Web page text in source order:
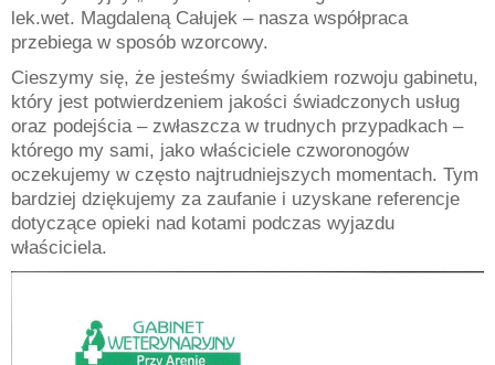
lek.wet. Magdaleną Całujek – nasza współpraca
przebiega w sposób wzorcowy.
Cieszymy się, że jesteśmy świadkiem rozwoju gabinetu,
który jest potwierdzeniem jakości świadczonych usług
oraz podejścia – zwłaszcza w trudnych przypadkach –
którego my sami, jako właściciele czworonogów
oczekujemy w często najtrudniejszych momentach. Tym
bardziej dziękujemy za zaufanie i uzyskane referencje
dotyczące opieki nad kotami podczas wyjazdu
właściciela.